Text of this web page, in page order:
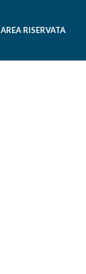
AREA RISERVATA